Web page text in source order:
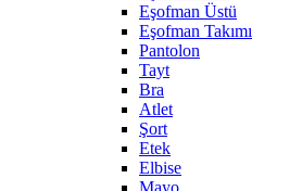
Eşofman Üstü
Eşofman Takımı
Pantolon
Tayt
Bra
Atlet
Şort
Etek
Elbise
Mayo